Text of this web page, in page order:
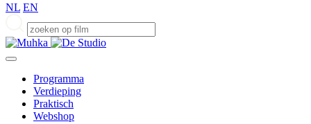
NL EN
Programma
Verdieping
Praktisch
Webshop